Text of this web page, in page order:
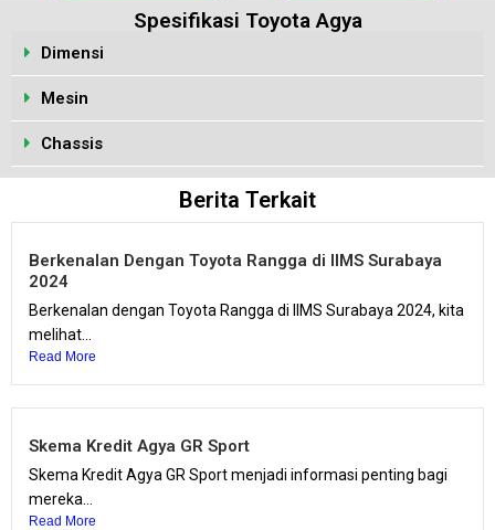
Spesifikasi Toyota Agya
Dimensi
Mesin
Chassis
Berita Terkait
Berkenalan Dengan Toyota Rangga di IIMS Surabaya
2024
Berkenalan dengan Toyota Rangga di IIMS Surabaya 2024, kita
melihat...
Read More
Skema Kredit Agya GR Sport
Skema Kredit Agya GR Sport menjadi informasi penting bagi
mereka...
Read More